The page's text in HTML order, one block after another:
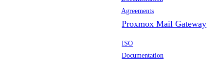
Agreements
Proxmox Mail Gateway
ISO
Documentation